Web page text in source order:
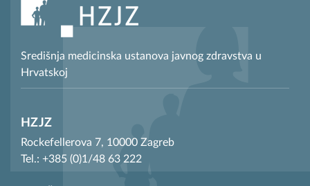
Središnja medicinska ustanova javnog zdravstva u
Hrvatskoj
HZJZ
Rockefellerova 7, 10000 Zagreb
Tel.: +385 (0)1/48 63 222